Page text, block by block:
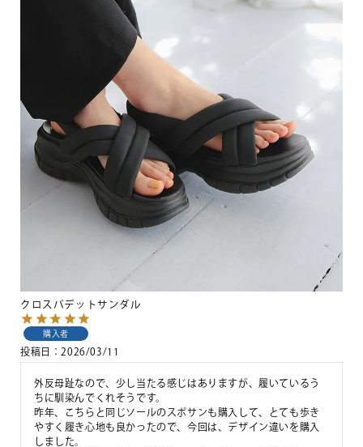
クロスパデットサンダル
購入者
投稿日 2026/03/11
外反母趾なので、少し当たる感じはありますが、履いているう
ちに馴染んでくれそうです。
昨年、こちらと同じソールのスポサンも購入して、とても歩き
やすく履き心地も良かったので、今回は、デザイン違いを購入
しました。